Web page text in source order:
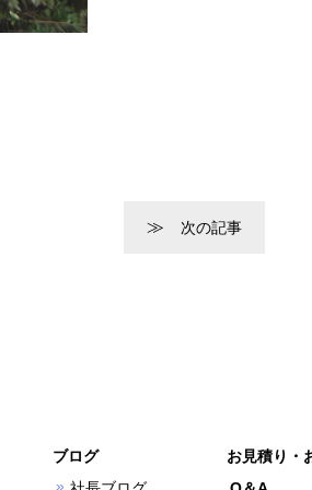
次の記事
ブログ
お見積り・